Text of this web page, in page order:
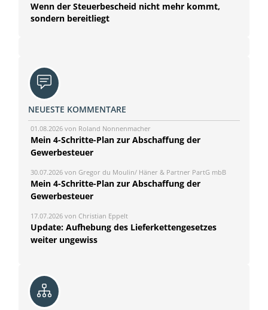
Wenn der Steuerbescheid nicht mehr kommt,
sondern bereitliegt
NEUESTE KOMMENTARE
01.08.2026 von Roland Nonnenmacher
Mein 4-Schritte-Plan zur Abschaffung der
Gewerbesteuer
30.07.2026 von Gregor du Moulin/ Häner & Partner PartG mbB
Mein 4-Schritte-Plan zur Abschaffung der
Gewerbesteuer
17.07.2026 von Christian Eppelt
Update: Aufhebung des Lieferkettengesetzes
weiter ungewiss